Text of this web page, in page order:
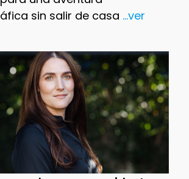
sin salir de casa ...ver